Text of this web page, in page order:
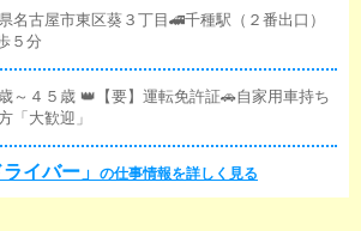
名古屋市東区葵３丁目🚄千種駅（２番出口）
５分
～４５歳 👑【要】運転免許証🚗自家用車持ち
「大歓迎」
ライバー」 の仕事情報を詳しく見る